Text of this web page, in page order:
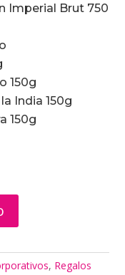
Imperial Brut 750
150g
India 150g
150g
, Regalos